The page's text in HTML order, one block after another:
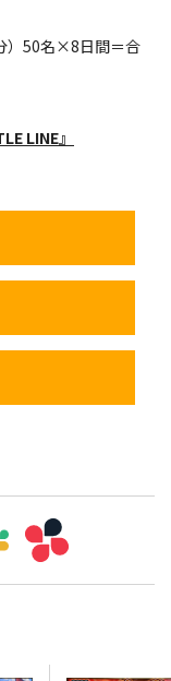
）50名×8日間＝合
LINE』